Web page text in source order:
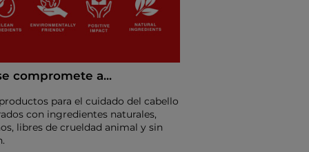
compromete a...
para el cuidado del cabello
con ingredientes naturales,
libres de crueldad animal y sin